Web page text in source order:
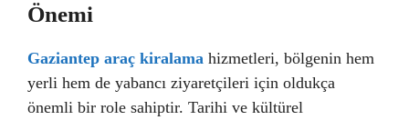
Önemi
Gaziantep araç kiralama hizmetleri, bölgenin hem
yerli hem de yabancı ziyaretçileri için oldukça
önemli bir role sahiptir. Tarihi ve kültürel